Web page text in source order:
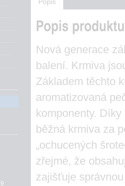
Nová generace
balení. Krmiva
Základem těchto
aromatizovaná
komponenty.
běžná krmiva za
„ochucených
zřejmé, že
zajišťuje